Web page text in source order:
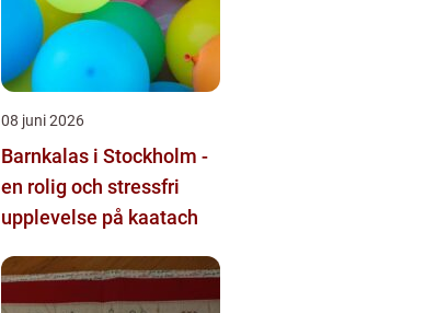
08 juni 2026
Barnkalas i Stockholm -
en rolig och stressfri
upplevelse på kaatach